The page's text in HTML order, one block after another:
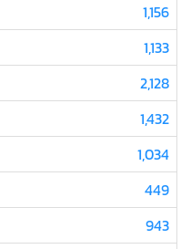
1,156
1,133
2,128
1,432
1,034
449
943